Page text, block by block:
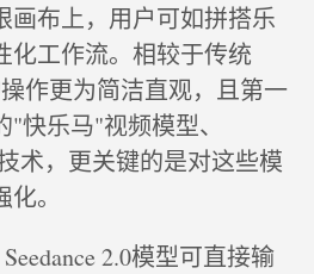
画布上，用户可如拼搭乐
化工作流。相较于传统
作更为简洁直观，且第一
快乐马"视频模型、
术，更关键的是对这些模
。
2.0模型可直接输